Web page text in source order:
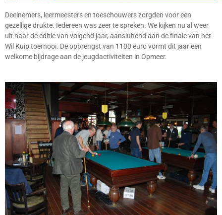
Deelnemers, leermeesters en toeschouwers zorgden voor een
gezellige drukte. Iedereen was zeer te spreken. We kijken nu al weer
uit naar de editie van volgend jaar, aansluitend aan de finale van het
Wil Kuip toernooi. De opbrengst van 1100 euro vormt dit jaar een
welkome bijdrage aan de jeugdactiviteiten in Opmeer.